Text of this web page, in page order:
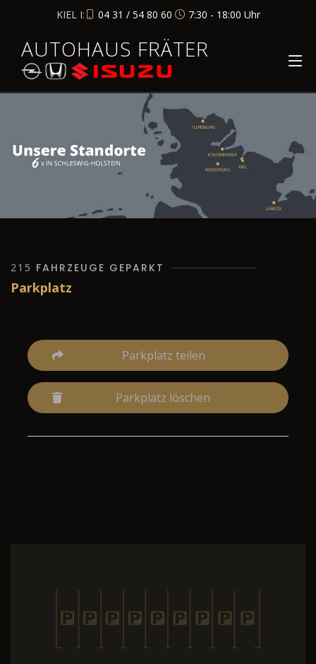
KIEL I: 04 31 / 54 80 60 7:30 - 18:00 Uhr
AUTOHAUS FRÄTER
215 FAHRZEUGE GEPARKT
Parkplatz
Parkplatz teilen
Parkplatz löschen